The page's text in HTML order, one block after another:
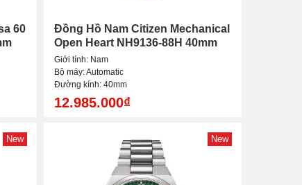
60
Đồng Hồ Nam Citizen Mechanical
Open Heart NH9136-88H 40mm
Giới tính: Nam
Bộ máy: Automatic
Đường kính: 40mm
12.985.000₫
New New